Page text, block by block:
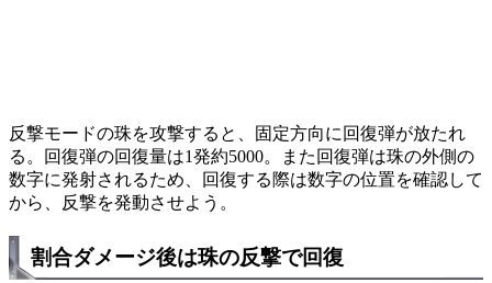
反撃モードの珠を攻撃すると、固定方向に回復弾が放たれ
る。回復弾の回復量は1発約5000。また回復弾は珠の外側の
数字に発射されるため、回復する際は数字の位置を確認して
から、反撃を発動させよう。
割合ダメージ後は珠の反撃で回復